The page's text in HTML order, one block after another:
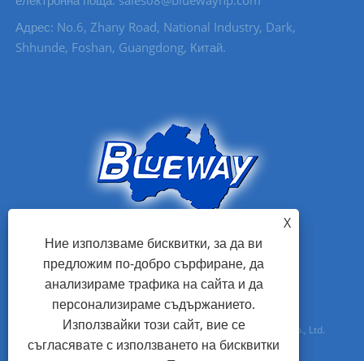
Адрес: No.6, Zhany Road, National Industry, Dark,
Shhunde, Foshan, Guangdong, Китай.
Авторско право © 2021 Foshan Blueway Electric Appliances Co., Ltd.
X
Ние използваме бисквитки, за да ви
предложим по-добро сърфиране, да
анализираме трафика на сайта и да
персонализираме съдържанието.
Използвайки този сайт, вие се
съгласявате с използването на бисквитки